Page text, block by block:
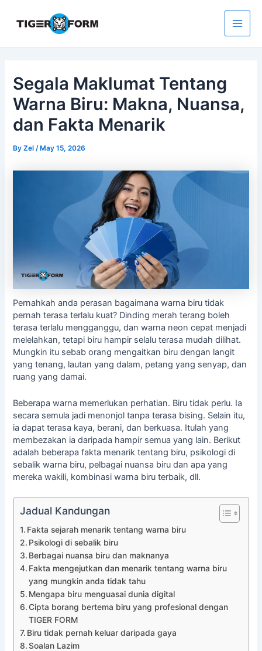
content
Main
Segala Maklumat Tentang
Warna Biru: Makna, Nuansa,
dan Fakta Menarik
ByZel/ May 15, 2026
Pernahkah anda perasan bagaimana warna biru tidak
pernah terasa terlalu kuat? Dinding merah terang boleh
terasa terlalu mengganggu, dan warna neon cepat menjadi
melelahkan, tetapi biru hampir selalu terasa mudah dilihat.
Mungkin itu sebab orang mengaitkan biru dengan langit
yang tenang, lautan yang dalam, petang yang senyap, dan
ruang yang damai.
Beberapa warna memerlukan perhatian. Biru tidak perlu. Ia
secara semula jadi menonjol tanpa terasa bising. Selain itu,
ia dapat terasa kaya, berani, dan berkuasa. Itulah yang
membezakan ia daripada hampir semua yang lain. Berikut
adalah beberapa fakta menarik tentang biru, psikologi di
sebalik warna biru, pelbagai nuansa biru dan apa yang
mereka wakili, kombinasi warna biru terbaik, dll.
Jadual Kandungan
Fakta sejarah menarik tentang warna biru
Psikologi di sebalik biru
Berbagai nuansa biru dan maknanya
Fakta mengejutkan dan menarik tentang warna biru
yang mungkin anda tidak tahu
Mengapa biru menguasai dunia digital
Cipta borang bertema biru yang profesional dengan
TIGER FORM
Biru tidak pernah keluar daripada gaya
Soalan Lazim